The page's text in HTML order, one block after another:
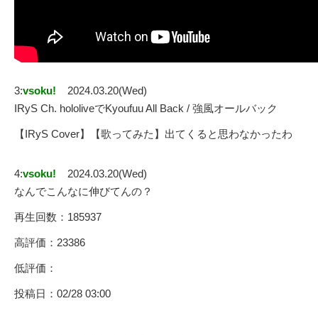
3:vsoku!
2024.03.20(Wed)
IRyS Ch. hololiveでKyoufuu All Back / 強風オールバック
【IRyS Cover】【歌ってみた】出てくると思わなかったわ
4:vsoku!
2024.03.20(Wed)
なんでこんなに伸びてんの？
再生回数：185937
高評価：23386
低評価：
投稿日：02/28 03:00